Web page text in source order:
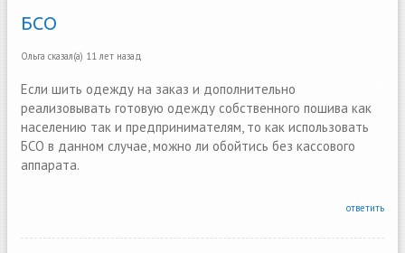
БСО
Ольга сказал(а) 11 лет назад
Если шить одежду на заказ и дополнительно
реализовывать готовую одежду собственного пошива как
населению так и предпринимателям, то как использовать
БСО в данном случае, можно ли обойтись без кассового
аппарата.
ответить